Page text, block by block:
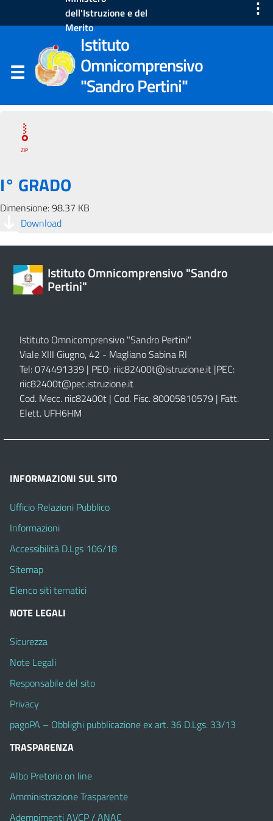
dell'Istruzione e del
Merito
⋮
Istituto
Omnicomprensivo
"Sandro Pertini"
I° GRADO
Dimensione: 98.37 KB
Download
Istituto Omnicomprensivo "Sandro
Pertini"
Istituto Omnicomprensivo "Sandro Pertini"
Viale XIII Giugno, 42 - Magliano Sabina RI
Tel: 074491339 | PEO: riic82400t@istruzione.it |PEC:
riic82400t@pec.istruzione.it
Cod. Mecc. riic82400t | Cod. Fisc. 80005810579 | Fatt.
Elett. UFH6HM
INFORMAZIONI SUL SITO
Ufficio Relazioni Pubblico
Informazioni
Accessibilità D.Lgs 106/18
Sitemap
Elenco siti tematici
NOTE LEGALI
Sicurezza
Note Legali
Responsabile del sito
Privacy
pagoPA – Obblighi pubblicazione ex art. 36 D.Lgs. 33/13
TRASPARENZA
Albo Pretorio on line
Amministrazione Trasparente
Adempimenti AVCP / ANAC